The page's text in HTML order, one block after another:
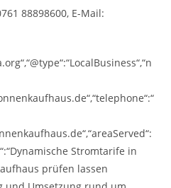
88898600, E-Mail:
Stromtarife in
prüfen lassen